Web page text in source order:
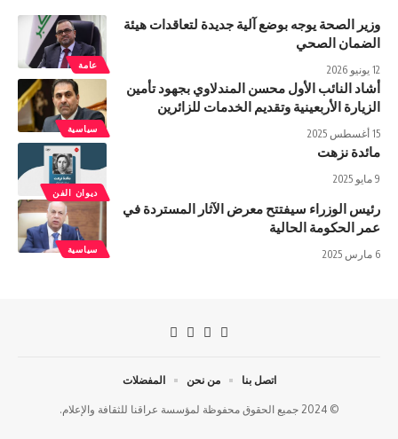
عامة
وزير الصحة يوجه بوضع آلية جديدة لتعاقدات هيئة
الضمان الصحي
12 يونيو 2026
سياسية
أشاد النائب الأول محسن المندلاوي بجهود تأمين
الزيارة الأربعينية وتقديم الخدمات للزائرين
15 أغسطس 2025
ديوان الفن
مائدة نزهت
9 مايو 2025
سياسية
رئيس الوزراء سيفتتح معرض الآثار المستردة في
عمر الحكومة الحالية
6 مارس 2025
© 2024 جميع الحقوق محفوظة لمؤسسة عراقنا للثقافة والإعلام.
اتصل بنا من نحن المفضلات